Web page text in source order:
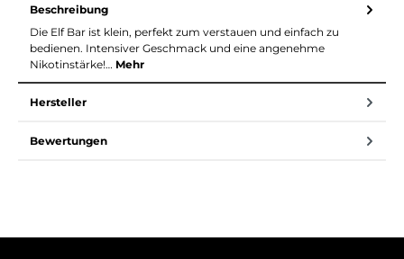
Beschreibung
Die Elf Bar ist klein, perfekt zum verstauen und einfach zu
bedienen. Intensiver Geschmack und eine angenehme
Nikotinstärke!… Mehr
Hersteller
Bewertungen